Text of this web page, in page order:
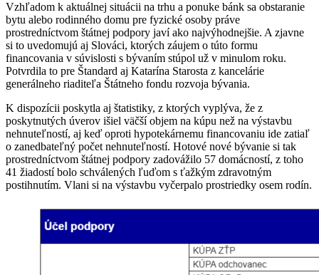
Vzhľadom k aktuálnej situácii na trhu a ponuke bánk sa obstaranie
bytu alebo rodinného domu pre fyzické osoby práve
prostredníctvom štátnej podpory javí ako najvýhodnejšie. A zjavne
si to uvedomujú aj Slováci, ktorých záujem o túto formu
financovania v súvislosti s bývaním stúpol už v minulom roku.
Potvrdila to pre Štandard aj Katarína Starosta z kancelárie
generálneho riaditeľa Štátneho fondu rozvoja bývania.
K dispozícii poskytla aj štatistiky, z ktorých vyplýva, že z
poskytnutých úverov išiel väčší objem na kúpu než na výstavbu
nehnuteľností, aj keď oproti hypotekárnemu financovaniu ide zatiaľ
o zanedbateľný počet nehnuteľností. Hotové nové bývanie si tak
prostredníctvom štátnej podpory zadovážilo 57 domácností, z toho
41 žiadostí bolo schválených ľuďom s ťažkým zdravotným
postihnutím. Vlani si na výstavbu vyčerpalo prostriedky osem rodín.